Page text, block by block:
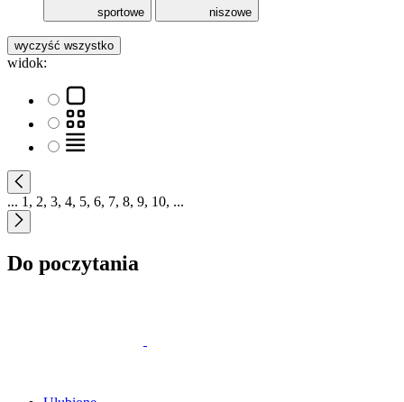
sportowe niszowe
wyczyść wszystko
widok:
... 1 , 2, 3, 4, 5, 6, 7, 8, 9, 10, ...
Do poczytania